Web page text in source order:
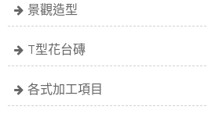
景觀造型
T型花台磚
各式加工項目